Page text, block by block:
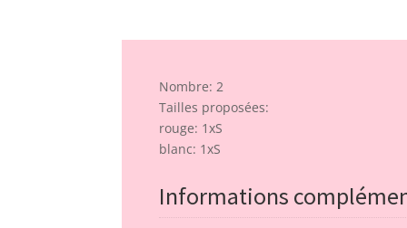
Nombre: 2
Tailles proposées:
rouge: 1xS
blanc: 1xS
Informations